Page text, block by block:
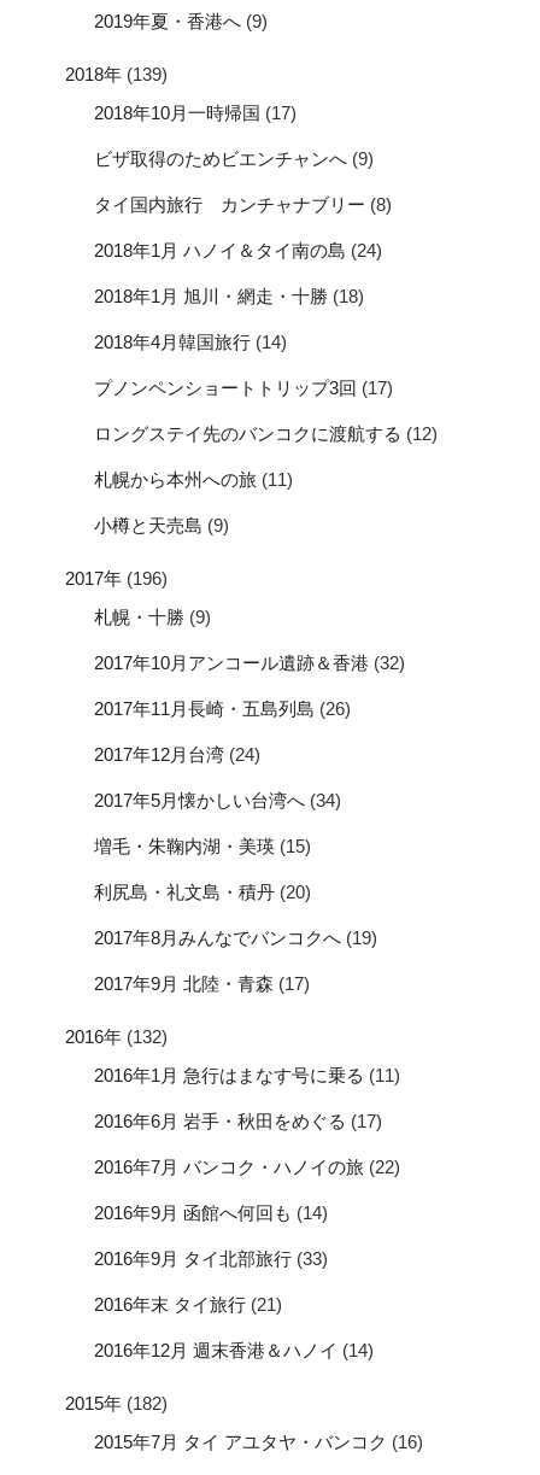
2019年夏・香港へ (9)
2018年 (139)
2018年10月一時帰国 (17)
ビザ取得のためビエンチャンへ (9)
タイ国内旅行 カンチャナブリー (8)
2018年1月 ハノイ＆タイ南の島 (24)
2018年1月 旭川・網走・十勝 (18)
2018年4月韓国旅行 (14)
プノンペンショートトリップ3回 (17)
ロングステイ先のバンコクに渡航する (12)
札幌から本州への旅 (11)
小樽と天売島 (9)
2017年 (196)
札幌・十勝 (9)
2017年10月アンコール遺跡＆香港 (32)
2017年11月長崎・五島列島 (26)
2017年12月台湾 (24)
2017年5月懐かしい台湾へ (34)
増毛・朱鞠内湖・美瑛 (15)
利尻島・礼文島・積丹 (20)
2017年8月みんなでバンコクへ (19)
2017年9月 北陸・青森 (17)
2016年 (132)
2016年1月 急行はまなす号に乗る (11)
2016年6月 岩手・秋田をめぐる (17)
2016年7月 バンコク・ハノイの旅 (22)
2016年9月 函館へ何回も (14)
2016年9月 タイ北部旅行 (33)
2016年末 タイ旅行 (21)
2016年12月 週末香港＆ハノイ (14)
2015年 (182)
2015年7月 タイ アユタヤ・バンコク (16)